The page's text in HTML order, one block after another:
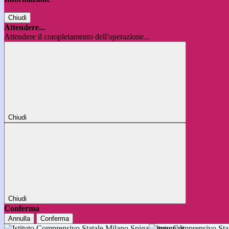
Chiudi
Attendere...
Attendere il completamento dell'operazione...
Chiudi
Chiudi
Conferma
Annulla Conferma